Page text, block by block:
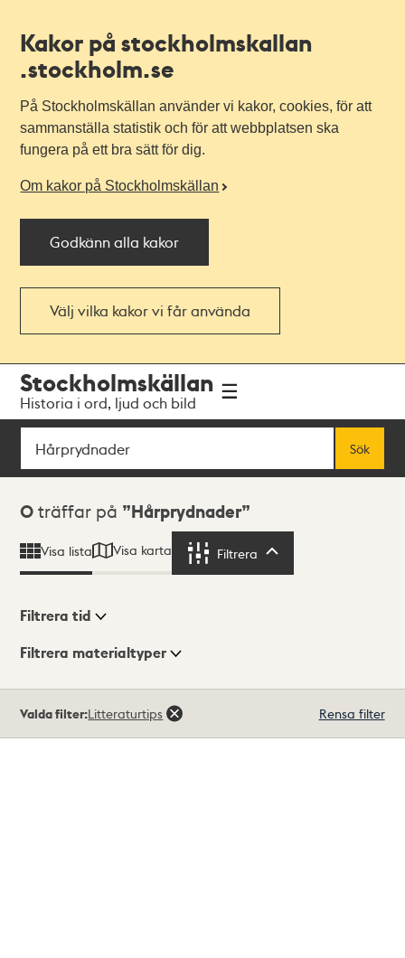
Kakor på stockholmskallan
.stockholm.se
På Stockholmskällan använder vi kakor, cookies, för att
sammanställa statistik och för att webbplatsen ska
fungera på ett bra sätt för dig.
Om kakor på Stockholmskällan
Godkänn alla kakor
Välj vilka kakor vi får använda
navigationen
huvudinnehållet
Stockholmskällan
Historia i ord, ljud och bild
Sök
Sök
Sökresultat
0 träffar på Hårprydnader
Visa lista Visa karta Filtrera
Visningsläge
Filtrera tid
Filtrera materialtyper
träffar
Valda filter:Litteraturtips Rensa filter